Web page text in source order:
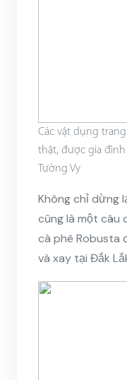
Các vật dụng
thật, được gia đình
Tường Vy
Không chỉ dừng
cũng là một câu
cà phê Robusta
và xay tại Đắk